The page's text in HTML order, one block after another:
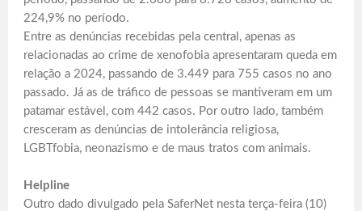
224,9% no período.
Entre as denúncias recebidas pela central, apenas as
relacionadas ao crime de xenofobia apresentaram queda em
relação a 2024, passando de 3.449 para 755 casos no ano
passado. Já as de tráfico de pessoas se mantiveram em um
patamar estável, com 442 casos. Por outro lado, também
cresceram as denúncias de intolerância religiosa,
LGBTfobia, neonazismo e de maus tratos com animais.
Helpline
Outro dado divulgado pela SaferNet nesta terça-feira (10)